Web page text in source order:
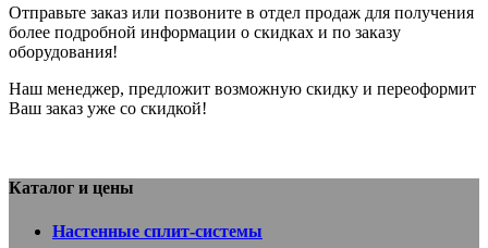
Отправьте заказ или позвоните в отдел продаж для получения
более подробной информации о скидках и по заказу
оборудования!
Наш менеджер, предложит возможную скидку и переоформит
Ваш заказ уже со скидкой!
Каталог и цены
Настенные сплит-системы